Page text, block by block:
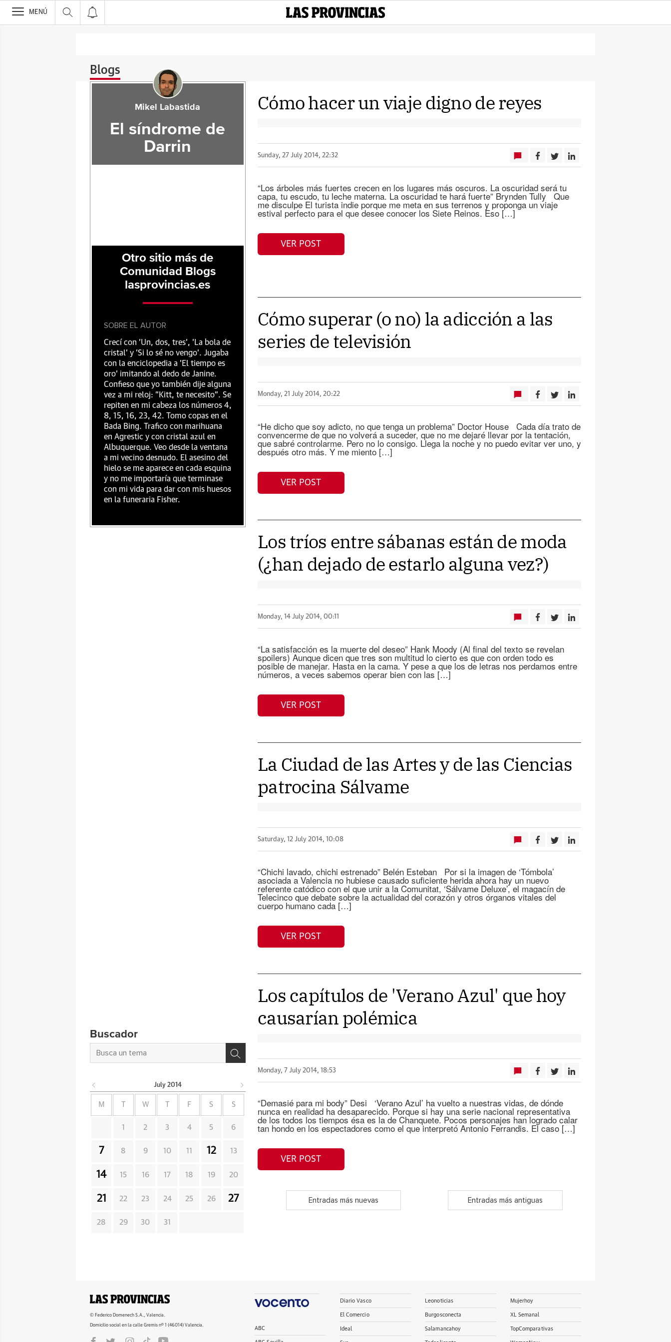
>
MENÚ
Blogs
Cómo hacer un viaje digno de reyes
Sunday, 27 July 2014, 22:32
“Los árboles más fuertes crecen en los lugares más oscuros. La oscuridad será tu
capa, tu escudo, tu leche materna. La oscuridad te hará fuerte” Brynden Tully Que
me disculpe El turista indie porque me meta en sus terrenos y proponga un viaje
estival perfecto para el que desee conocer los Siete Reinos. Eso […]
VER POST
Cómo superar (o no) la adicción a las
series de televisión
Monday, 21 July 2014, 20:22
“He dicho que soy adicto, no que tenga un problema” Doctor House Cada día trato de
convencerme de que no volverá a suceder, que no me dejaré llevar por la tentación,
que sabré controlarme. Pero no lo consigo. Llega la noche y no puedo evitar ver uno, y
después otro más. Y me miento […]
VER POST
Los tríos entre sábanas están de moda
(¿han dejado de estarlo alguna vez?)
Monday, 14 July 2014, 00:11
“La satisfacción es la muerte del deseo” Hank Moody (Al final del texto se revelan
spoilers) Aunque dicen que tres son multitud lo cierto es que con orden todo es
posible de manejar. Hasta en la cama. Y pese a que los de letras nos perdamos entre
números, a veces sabemos operar bien con las […]
VER POST
La Ciudad de las Artes y de las Ciencias
patrocina Sálvame
Saturday, 12 July 2014, 10:08
“Chichi lavado, chichi estrenado” Belén Esteban Por si la imagen de ‘Tómbola’
asociada a Valencia no hubiese causado suficiente herida ahora hay un nuevo
referente catódico con el que unir a la Comunitat, ‘Sálvame Deluxe’, el magacín de
Telecinco que debate sobre la actualidad del corazón y otros órganos vitales del
cuerpo humano cada […]
VER POST
Los capítulos de 'Verano Azul' que hoy
causarían polémica
Monday, 7 July 2014, 18:53
“Demasié para mi body” Desi ‘Verano Azul’ ha vuelto a nuestras vidas, de dónde
nunca en realidad ha desaparecido. Porque si hay una serie nacional representativa
de los todos los tiempos ésa es la de Chanquete. Pocos personajes han logrado calar
tan hondo en los espectadores como el que interpretó Antonio Ferrandis. El caso […]
VER POST
Entradas más nuevas Entradas más antiguas
Mikel Labastida
El síndrome de
Darrin
Otro sitio más de
Comunidad Blogs
lasprovincias.es
SOBRE EL AUTOR
Crecí con 'Un, dos, tres', 'La bola de
cristal' y 'Si lo sé no vengo'. Jugaba
con la enciclopedia a 'El tiempo es
oro' imitando al dedo de Janine.
Confieso que yo también dije alguna
vez a mi reloj: "Kitt, te necesito". Se
repiten en mi cabeza los números 4,
8, 15, 16, 23, 42. Tomo copas en el
Bada Bing. Trafico con marihuana
en Agrestic y con cristal azul en
Albuquerque. Veo desde la ventana
a mi vecino desnudo. El asesino del
hielo se me aparece en cada esquina
y no me importaría que terminase
con mi vida para dar con mis huesos
en la funeraria Fisher.
Buscador
July 2014
M W F S S
1 2 3 4 5 6
7 8 9 10 11 12 13
14 15 16 17 18 19 20
21 22 23 24 25 26 27
28 29 30 31
© Federico Domenech S.A., Valencia.
Domicilio social en la calle Gremis nº 1 (46014) Valencia.
ABC
Diario Vasco
El Comercio
Ideal
Leonoticias
Burgosconecta
Salamancahoy
Mujerhoy
XL Semanal
TopComparativas